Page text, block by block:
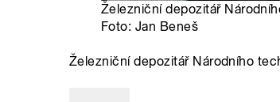
Železniční depozitář
Foto: Jan Beneš
Železniční depozitář Národního